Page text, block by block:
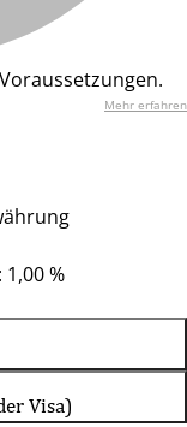
Mehr erfahren
%
Visa)